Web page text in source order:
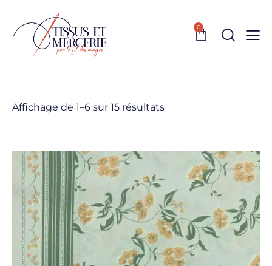
0
Affichage de 1–6 sur 15 résultats